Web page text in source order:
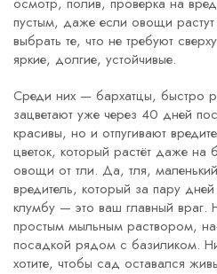
пустым, даже если овощи
выбрать те, что не требуют
яркие, долгие, устойчивые.
Среди них — бархатцы, быстро
зацветают уже через 40 дней
красивы, но и отпугивают
цветок, который растёт даже
овощи от тли. Да, тля,
вредитель, который за пару
клумбу — это ваш главный враг.
простым мыльным раствором,
посадкой рядом с базиликом.
хотите, чтобы сад оставался